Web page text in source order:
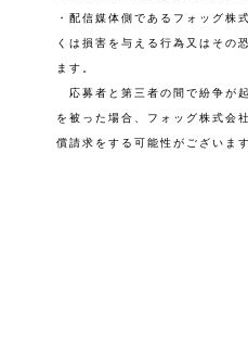
・配信媒体側であるフォッグ株
くは損害を与える行為又はその
ます。
応募者と第三者の間で紛争が
を被った場合、フォッグ株式会
償請求をする可能性がございま